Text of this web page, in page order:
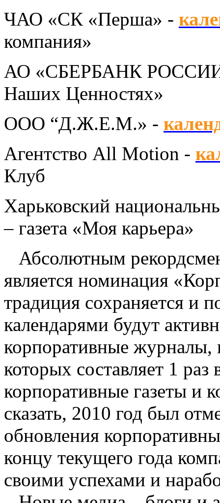
ЧАО «СК «Перша» -
компания»
АО «СБЕРБАНК
Наших Ценностях»
ООО “Д.Ж.Е.М.» -
Агентство All Motion -
Клуб
Харьковский
– газета «Моя карьера»
Абсолютным
является номинация
традиция сохраняется и
календарями будут
корпоративные журналы,
которых составляет 1
корпоративные газеты и
сказать, 2010 год был
обновления
концу текущего года
своими успехами и